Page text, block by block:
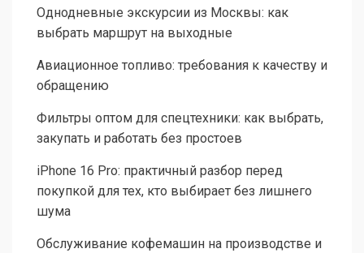
Однодневные экскурсии из Москвы: как
выбрать маршрут на выходные
Авиационное топливо: требования к качеству и
обращению
Фильтры оптом для спецтехники: как выбрать,
закупать и работать без простоев
iPhone 16 Pro: практичный разбор перед
покупкой для тех, кто выбирает без лишнего
шума
Обслуживание кофемашин на производстве и